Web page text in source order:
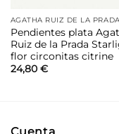
AGATHA RUIZ DE LA PRADA
Pendientes plata
Ruiz de la Prada
flor circonitas citrine
24,80 €